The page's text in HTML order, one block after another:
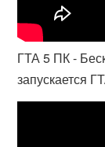
ГТА 5 ПК -
запускается